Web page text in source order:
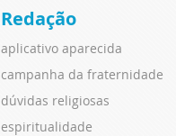
Redação
aplicativo aparecida
campanha da fraternidade
dúvidas religiosas
espiritualidade